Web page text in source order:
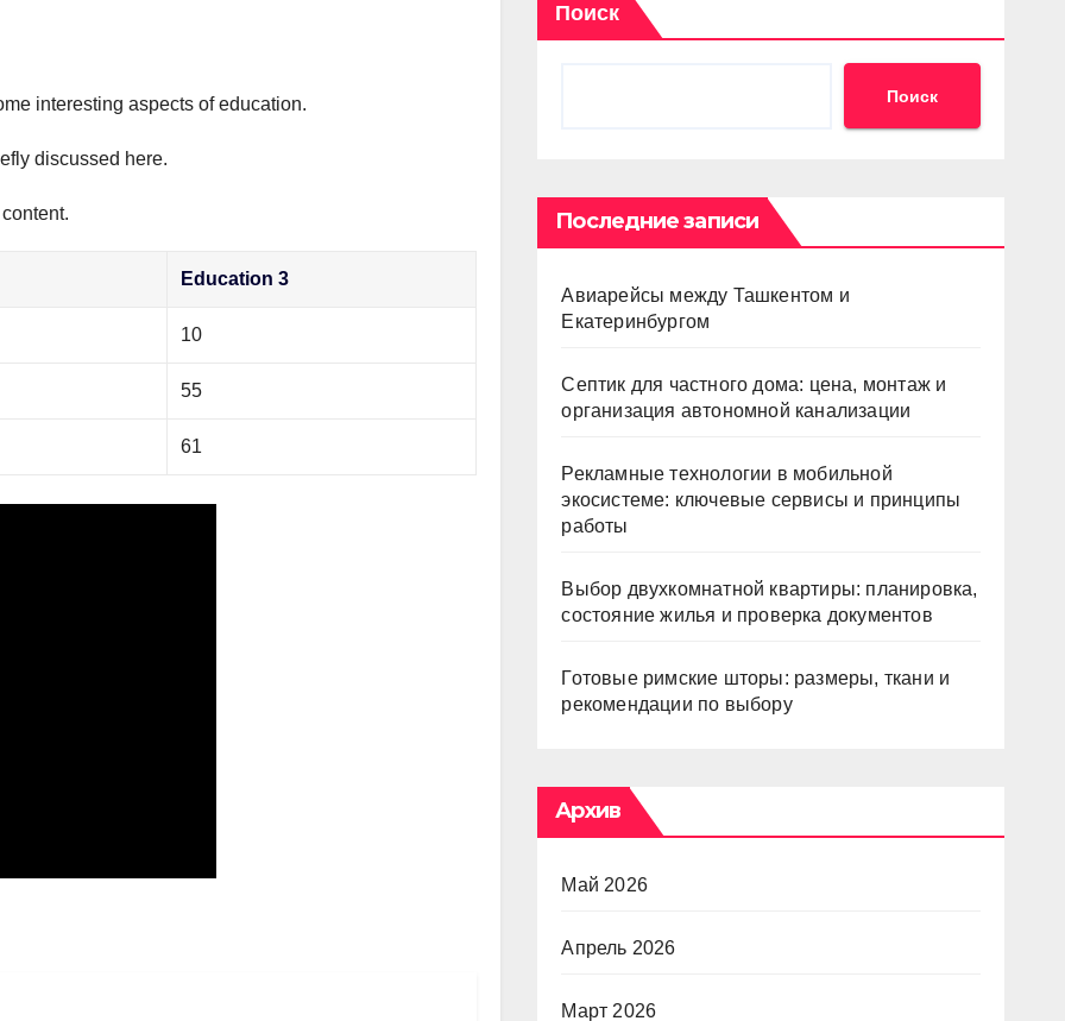
interesting aspects of education.
discussed here.
Education 3
10
55
61
Поиск
Поиск
Последние записи
Авиарейсы между Ташкентом и
Екатеринбургом
Септик для частного дома: цена, монтаж и
организация автономной канализации
Рекламные технологии в мобильной
экосистеме: ключевые сервисы и принципы
работы
Выбор двухкомнатной квартиры: планировка,
состояние жилья и проверка документов
Готовые римские шторы: размеры, ткани и
рекомендации по выбору
Архив
Май 2026
Апрель 2026
Март 2026